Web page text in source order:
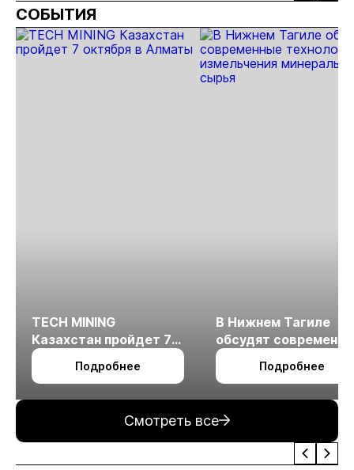
СОБЫТИЯ
TECH MINING
Казахстан пройдет 7
октября в Алматы
Подробнее
В Нижнем Тагиле
обсудят
технологии
измельчения
Подробнее
Смотреть все